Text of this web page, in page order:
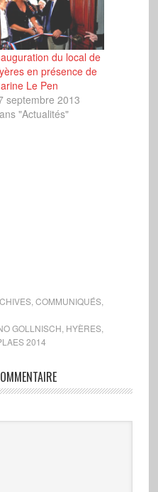
du local de
en présence de
Le Pen
septembre 2013
"Actualités"
, COMMUNIQUÉS,
GOLLNISCH HYÈRES,
2014